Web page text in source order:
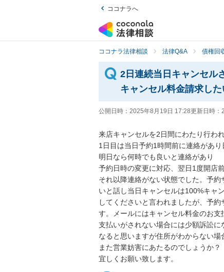
ココナラへ
ココナラ法律相談 法律Q&A 債権回
2日連続当日キャンセル
キャンセル料金請求し
公開日時： 2025年8月19日 17:28更新日時：
来店キャンセルを2日間にわたり行われ
1日目は当日予約1時間前に連絡があ
明日なら何時でも良いと連絡があり
予約日時の変更に対応、翌日1度開店
それ以降連絡がない状態でした。予
いと話し当日キャンセルは100%キャ
してくださいと言われましたが、予
す。メールにはキャンセル料金のお支
支払いがされない場合には少額訴訟
なると思いますが住所がわからない
また営業妨害にあたるのでしょうか？
宜しくお願い致します。